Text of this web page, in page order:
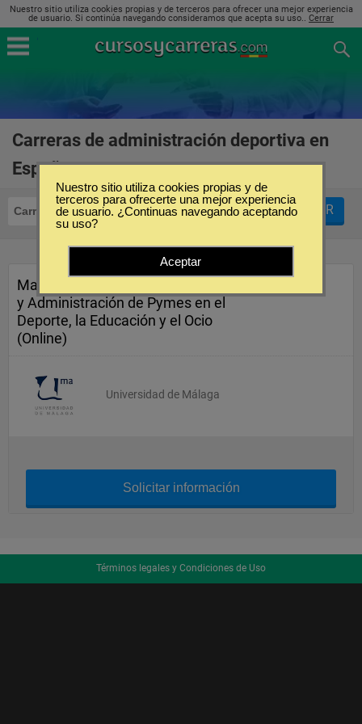
Nuestro sitio utiliza cookies propias y de terceros para ofrecer una mejor experiencia
de usuario. Si continúa navegando consideramos que acepta su uso.. Cerrar
Carreras de administración deportiva en
España
Carreras Administración Deportiva FILTRAR
Master Universitario en Dirección
y Administración de Pymes en el
Deporte, la Educación y el Ocio
(Online)
Universidad de Málaga
Solicitar información
Términos legales y Condiciones de Uso
Nuestro sitio utiliza cookies propias y de
terceros para ofrecerte una mejor experiencia
de usuario. ¿Continuas navegando aceptando
su uso?
Aceptar